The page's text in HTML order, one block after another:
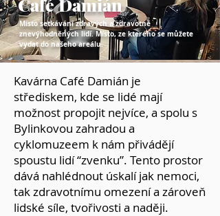
Místo setkávání zdravých a zdravotně
znevýhodněných lidí. Místo, ze kterého se můžete
vydat do našeho areálu.
Kavárna Café Damián je
střediskem, kde se lidé mají
možnost propojit nejvíce, a spolu s
Bylinkovou zahradou a
cyklomuzeem k nám přivádějí
spoustu lidí “zvenku”. Tento prostor
dává nahlédnout úskalí jak nemoci,
tak zdravotnímu omezení a zároveň
lidské síle, tvořivosti a naději.